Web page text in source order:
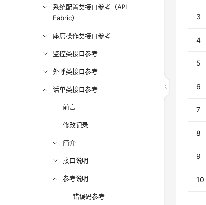
系统配置类接口参考（API
Fabric）
座席操作类接口参考
监控类接口参考
外呼类接口参考
话单类接口参考
前言
修改记录
简介
接口说明
参考说明
错误码参考
3
4
5
6
7
8
9
10